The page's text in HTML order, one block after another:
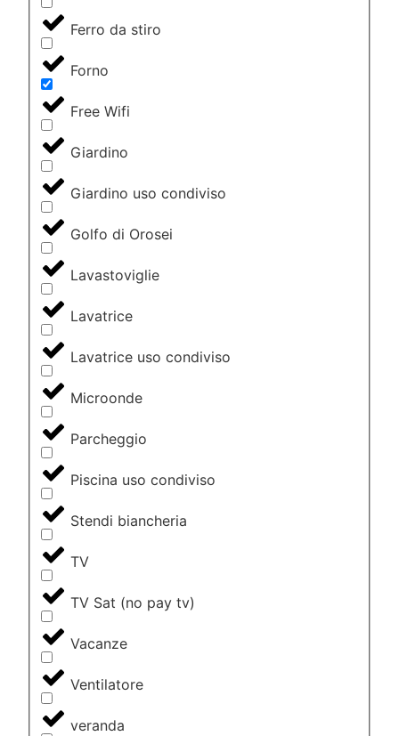
Ferro da stiro
Forno
Free Wifi
Giardino
Giardino uso condiviso
Golfo di Orosei
Lavastoviglie
Lavatrice
Lavatrice uso condiviso
Microonde
Parcheggio
Piscina uso condiviso
Stendi biancheria
TV
TV Sat (no pay tv)
Vacanze
Ventilatore
veranda